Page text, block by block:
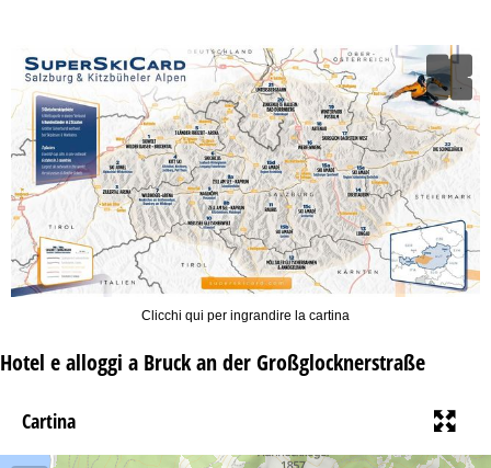
Clicchi qui per ingrandire la cartina
Hotel e alloggi a Bruck an der Großglocknerstraße
Cartina